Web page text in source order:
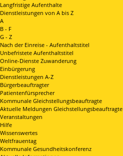
Langfristige Aufenthalte
Dienstleistungen von A bis Z
A
B - F
G - Z
Nach der Einreise - Aufenthaltstitel
Unbefristete Aufenthaltstitel
Online-Dienste Zuwanderung
Einbürgerung
Dienstleistungen A-Z
Bürgerbeauftragter
Patientenfürsprecher
Kommunale Gleichstellungsbeauftragte
Aktuelle Meldungen Gleichstellungsbeauftragte
Veranstaltungen
Hilfe
Wissenswertes
Weltfrauentag
Kommunale Gesundheitskonferenz